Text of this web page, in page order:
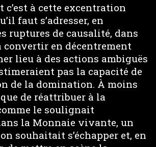
à cette excentration
faut s’adresser, en
ruptures de causalité, dans
convertir en décentrement
lieu à des actions ambiguës
pas la capacité de
de la domination. À moins
de réattribuer à la
le soulignait
la Monnaie vivante, un
souhaitait s’échapper et, en